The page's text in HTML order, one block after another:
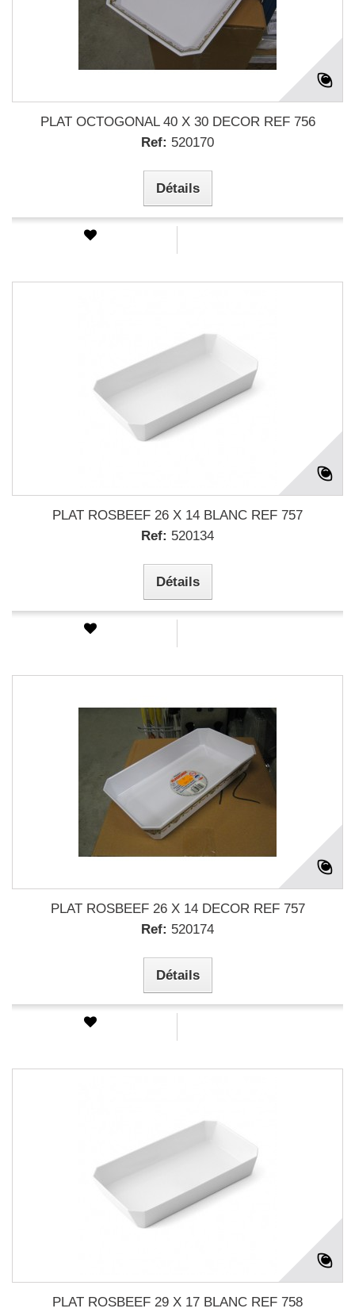
PLAT OCTOGONAL 40 X 30 DECOR REF 756
Ref: 520170
Détails
PLAT ROSBEEF 26 X 14 BLANC REF 757
Ref: 520134
Détails
PLAT ROSBEEF 26 X 14 DECOR REF 757
Ref: 520174
Détails
PLAT ROSBEEF 29 X 17 BLANC REF 758